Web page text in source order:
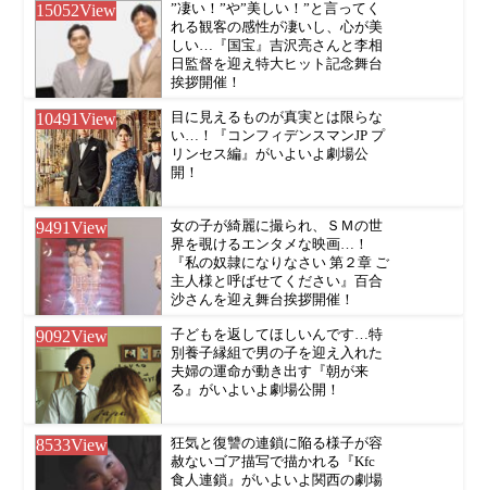
15052View
”凄い！”や”美しい！”と言ってく
れる観客の感性が凄いし、心が美
しい…『国宝』吉沢亮さんと李相
日監督を迎え特大ヒット記念舞台
挨拶開催！
10491View
目に見えるものが真実とは限らな
い…！『コンフィデンスマンJP プ
リンセス編』がいよいよ劇場公
開！
9491View
女の子が綺麗に撮られ、ＳＭの世
界を覗けるエンタメな映画…！
『私の奴隷になりなさい 第２章 ご
主人様と呼ばせてください』百合
沙さんを迎え舞台挨拶開催！
9092View
子どもを返してほしいんです…特
別養子縁組で男の子を迎え入れた
夫婦の運命が動き出す『朝が来
る』がいよいよ劇場公開！
8533View
狂気と復讐の連鎖に陥る様子が容
赦ないゴア描写で描かれる『Kfc
食人連鎖』がいよいよ関西の劇場